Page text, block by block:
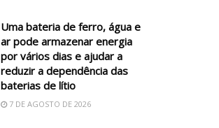
Uma bateria de ferro, água e
ar pode armazenar energia
por vários dias e ajudar a
reduzir a dependência das
baterias de lítio
7 DE AGOSTO DE 2026